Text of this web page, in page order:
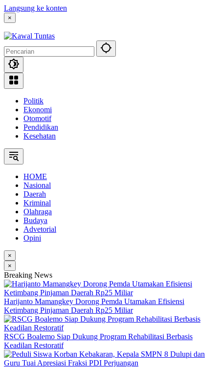
Langsung ke konten
×
Politik
Ekonomi
Otomotif
Pendidikan
Kesehatan
HOME
Nasional
Daerah
Kriminal
Olahraga
Budaya
Advetorial
Opini
×
×
Breaking News
Harijanto Mamangkey Dorong Pemda Utamakan Efisiensi
Ketimbang Pinjaman Daerah Rp25 Miliar
RSCG Boalemo Siap Dukung Program Rehabilitasi Berbasis
Keadilan Restoratif